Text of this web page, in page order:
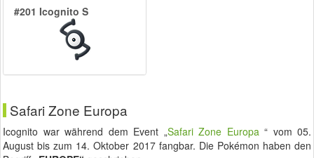
#201 Icognito S
Safari Zone Europa
Icognito war während dem Event „Safari Zone Europa “ vom 05.
August bis zum 14. Oktober 2017fangbar. Die Pokémon haben den